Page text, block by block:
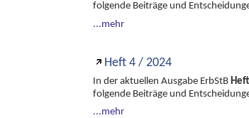
folgende Beiträge und
...mehr
Heft 4 / 2024
In der aktuellen Ausgabe ErbStB
folgende Beiträge und
...mehr